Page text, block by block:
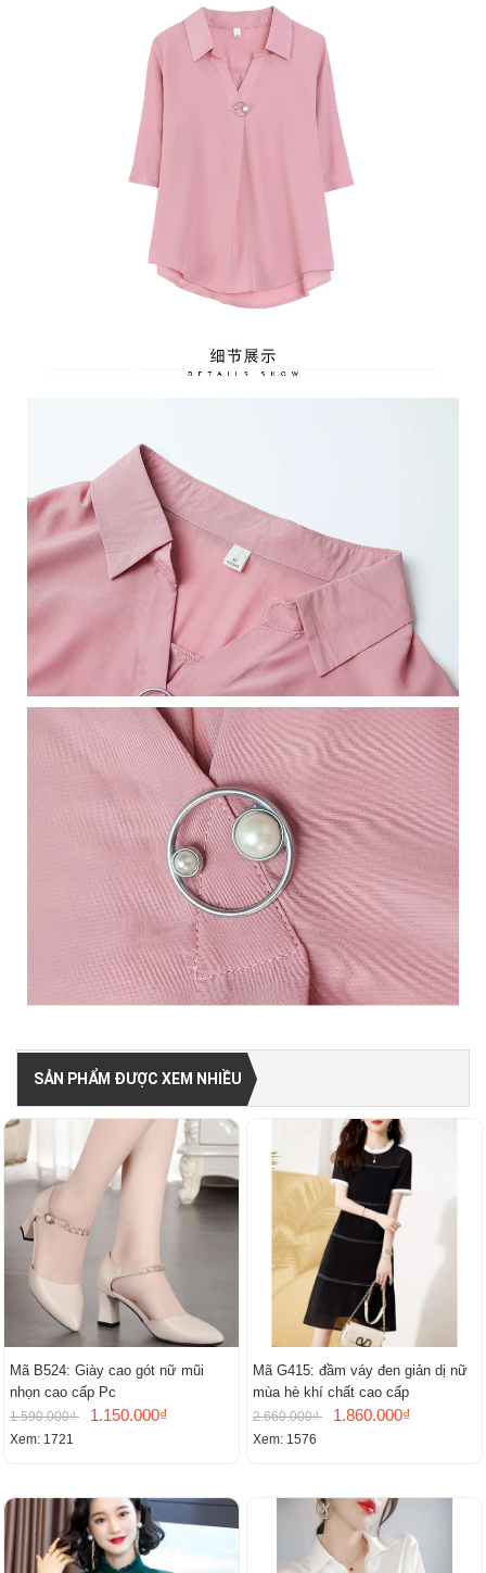
SẢN PHẨM ĐƯỢC XEM NHIỀU
Mã B524: Giày cao gót nữ mũi
nhọn cao cấp Pc
1.590.000₫ 1.150.000₫
Xem: 1721
Mã G415: đầm váy đen giản dị nữ
mùa hè khí chất cao cấp
2.660.000₫ 1.860.000₫
Xem: 1576